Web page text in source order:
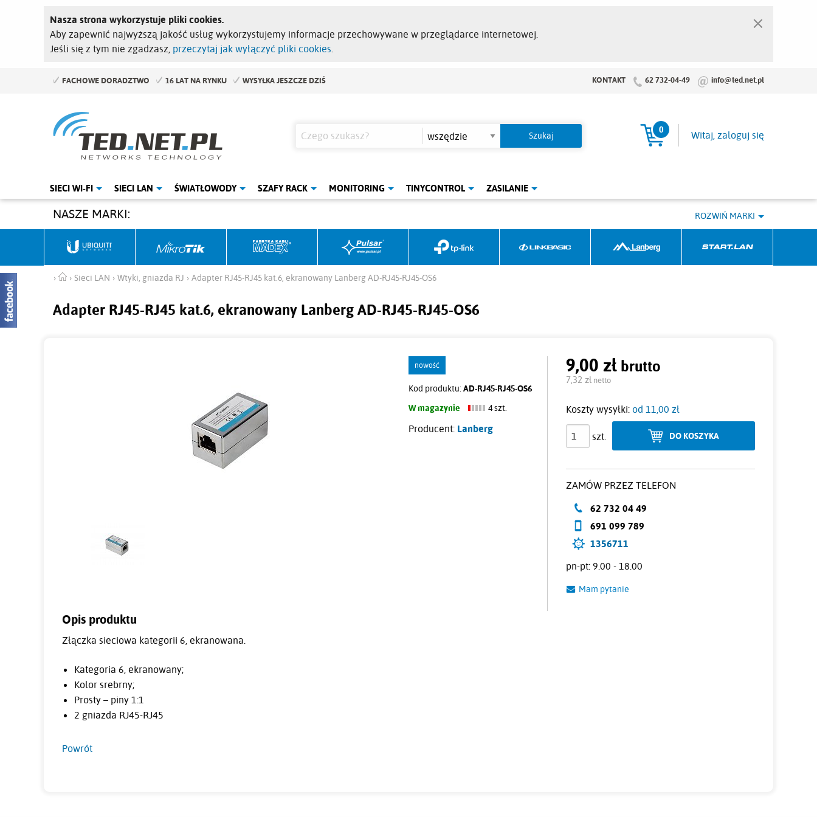
Nasza strona wykorzystuje pliki cookies.
Aby zapewnić najwyższą jakość usług wykorzystujemy informacje przechowywane w przeglądarce internetowej.
Jeśli się z tym nie zgadzasz, przeczytaj jak wyłączyć pliki cookies.
×
FACHOWE DORADZTWO 16 LAT NA RYNKU WYSYŁKA JESZCZE DZIŚ KONTAKT 62 732-04-49 info@ted.net.pl
Koszyk
0 Witaj, zaloguj się
SIECI WI-FI SIECI LAN ŚWIATŁOWODY SZAFY RACK MONITORING TINYCONTROL ZASILANIE
NASZE MARKI: ROZWIŃ MARKI
Sieci LAN Wtyki, gniazda RJ Adapter RJ45-RJ45 kat.6, ekranowany Lanberg AD-RJ45-RJ45-OS6
Adapter RJ45-RJ45 kat.6, ekranowany Lanberg AD-RJ45-RJ45-OS6
nowość
Kod produktu: AD-RJ45-RJ45-OS6
W magazynie
4 szt.
Producent: Lanberg
Cena:
9,00 zł brutto
7,32 zł netto
Koszty wysyłki: od 11,00 zł
szt. DO KOSZYKA
ZAMÓW PRZEZ TELEFON
62 732 04 49
691 099 789
1356711
pn-pt: 9.00 - 18.00
Mam pytanie
Opis produktu
Złączka sieciowa kategorii 6, ekranowana.
Kategoria 6, ekranowany;
Kolor srebrny;
Prosty – piny 1:1
2 gniazda RJ45-RJ45
Powrót